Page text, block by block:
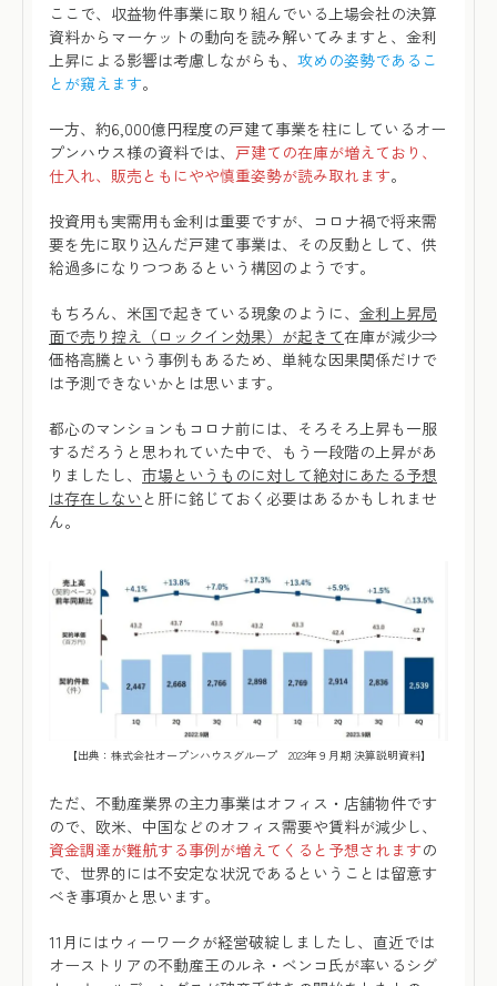
ここで、収益物件事業に取り組んでいる上場会社の決算
資料からマーケットの動向を読み解いてみますと、金利
上昇による影響は考慮しながらも、 攻めの姿勢であるこ
とが窺えます。
一方、約6,000億円程度の戸建て事業を柱にしているオー
プンハウス様の資料では、 戸建ての在庫が増えており、
仕入れ、販売ともにやや慎重姿勢が読み取れます。
投資用も実需用も金利は重要ですが、コロナ禍で将来需
要を先に取り込んだ戸建て事業は、その反動として、供
給過多になりつつあるという構図のようです。
もちろん、米国で起きている現象のように、 金利上昇局
面で売り控え（ロックイン効果）が起きて在庫が減少⇒
価格高騰という事例もあるため、単純な因果関係だけで
は予測できないかとは思います。
都心のマンションもコロナ前には、そろそろ上昇も一服
するだろうと思われていた中で、もう一段階の上昇があ
りましたし、 市場というものに対して絶対にあたる予想
は存在しない と肝に銘じておく必要はあるかもしれませ
ん。
【出典：株式会社オープンハウスグループ 2023年９月期 決算説明資料】
ただ、不動産業界の主力事業はオフィス・店舗物件です
ので、欧米、中国などのオフィス需要や賃料が減少し、
資金調達が難航する事例が増えてくると予想されますの
で、世界的には不安定な状況であるということは留意す
べき事項かと思います。
11月にはウィーワークが経営破綻しましたし、直近では
オーストリアの不動産王のルネ・ベンコ氏が率いるシグ